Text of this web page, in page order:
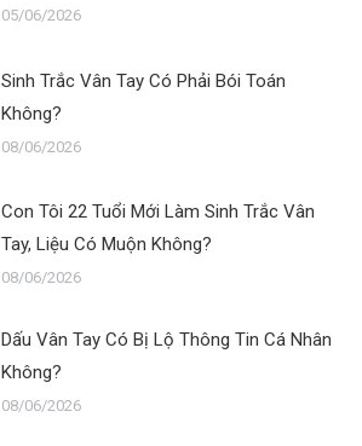
05/06/2026
Sinh Trắc Vân Tay Có Phải Bói Toán
Không?
08/06/2026
Con Tôi 22 Tuổi Mới Làm Sinh Trắc Vân
Tay, Liệu Có Muộn Không?
08/06/2026
Dấu Vân Tay Có Bị Lộ Thông Tin Cá Nhân
Không?
08/06/2026